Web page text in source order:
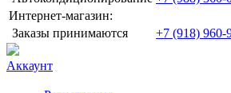
Интернет-магазин:
Заказы принимаются
+7 (918) 960-
Аккаунт